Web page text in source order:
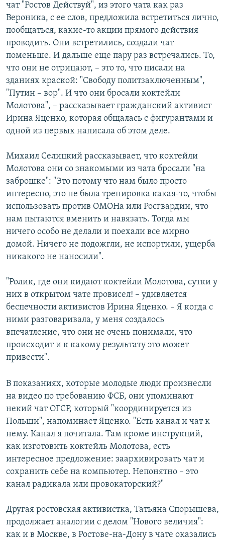
чат "Ростов Действуй", из этого чата как раз
Вероника, с ее слов, предложила встретиться лично,
пообщаться, какие-то акции прямого действия
проводить. Они встретились, создали чат
поменьше. И дальше еще пару раз встречались. То,
что они не отрицают, – это то, что писали на
зданиях краской: "Свободу политзаключенным",
"Путин – вор". И что они бросали коктейли
Молотова", – рассказывает гражданский активист
Ирина Яценко, которая общалась с фигурантами и
одной из первых написала об этом деле.
Михаил Селицкий рассказывает, что коктейли
Молотова они со знакомыми из чата бросали "на
заброшке": "Это потому что нам было просто
интересно, это не была тренировка какая-то, чтобы
использовать против ОМОНа или Росгвардии, что
нам пытаются вменить и навязать. Тогда мы
ничего особо не делали и поехали все мирно
домой. Ничего не подожгли, не испортили, ущерба
никакого не наносили".
"Ролик, где они кидают коктейли Молотова, сутки у
них в открытом чате провисел! – удивляется
беспечности активистов Ирина Яценко. – Я когда с
ними разговаривала, у меня создалось
впечатление, что они не очень понимали, что
происходит и к какому результату это может
привести".
В показаниях, которые молодые люди произнесли
на видео по требованию ФСБ, они упоминают
некий чат ОГСР, который "координируется из
Польши", напоминает Яценко. "Есть канал и чат к
нему. Канал я почитала. Там кроме инструкций,
как изготовить коктейль Молотова, есть
интересное предложение: заархивировать чат и
сохранить себе на компьютер. Непонятно – это
канал радикала или провокаторский?"
Другая ростовская активистка, Татьяна Спорышева,
продолжает аналогии с делом "Нового величия":
как и в Москве, в Ростове-на-Дону в чате оказались